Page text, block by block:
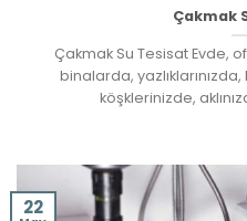
Çakmak
Çakmak Su Tesisat Evde,
binalarda, yazlıklarınızda,
köşklerinizde,
22